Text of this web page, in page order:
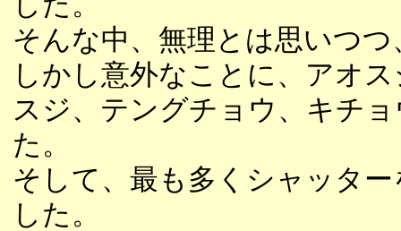
そんな中、無理とは思いつ
しかし意外なことに、アオ
スジ、テングチョウ、キチ
た。
そして、最も多くシャッタ
した。